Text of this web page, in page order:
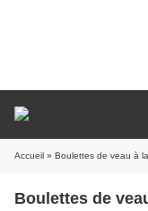
Accueil » Boulettes de veau à
Boulettes de